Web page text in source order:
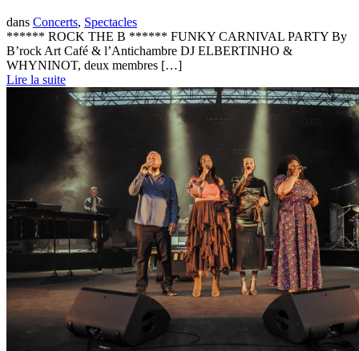
dans Concerts, Spectacles
****** ROCK THE B ****** FUNKY CARNIVAL PARTY By
B’rock Art Café & l’Antichambre DJ ELBERTINHO &
WHYNINOT, deux membres […]
Lire la suite